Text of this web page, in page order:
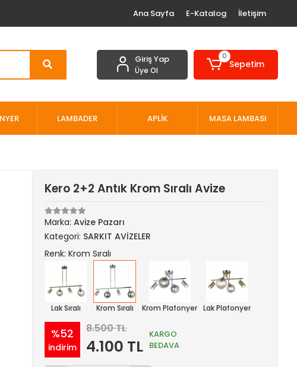
Ana Sayfa E-Katalog İletişim
Giriş Yap
Üye Ol
0
Sepetim
LAMBADER APLİK MASA LAMBASI
Kero 2+2 Antık Krom Sıralı Avize
Marka:Avize Pazarı
Kategori: SARKIT AVİZELER
Renk: Krom Sıralı
Lak Sıralı Krom Sıralı Krom Plafonyer Lak Plafonyer
%52
indirim
8.500 TL
4.100 TL
KARGO
BEDAVA